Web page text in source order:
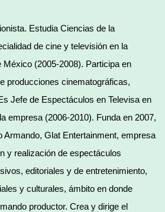
Estudia Ciencias de la
de cine y televisión en la
México (2005-2008). Participa en
producciones cinematográficas,
Jefe de Espectáculos en Televisa en
empresa (2006-2010). Funda en 2007,
Armando, Glat Entertainment, empresa
y realización de espectáculos
editoriales y de entretenimiento,
y culturales, ámbito en donde
productor. Crea y dirige el